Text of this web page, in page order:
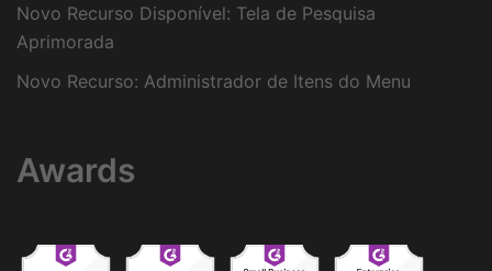
Novo Recurso Disponível: Tela de Pesquisa
Aprimorada
Novo Recurso: Administrador de Itens do Menu
Awards